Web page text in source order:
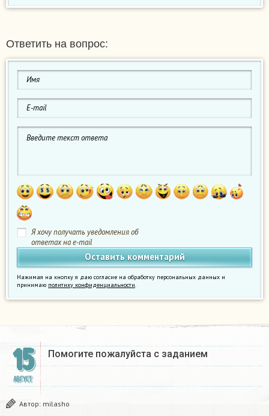
Ответить на вопрос:
Я хочу получать уведомления об
ответах на e-mail
Нажимая на кнопку я даю согласие на обработку персональных данных и
принимаю политику конфиденциальности.
15
АВГУСТ
Помогите пожалуйста с заданием​
Автор: milasho